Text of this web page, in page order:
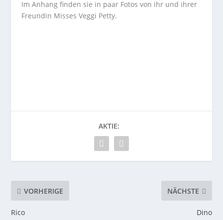
Im Anhang finden sie in paar Fotos von ihr und ihrer
Freundin Misses Veggi Petty.
AKTIE:
VORHERIGE
Rico
NÄCHSTE
Dino